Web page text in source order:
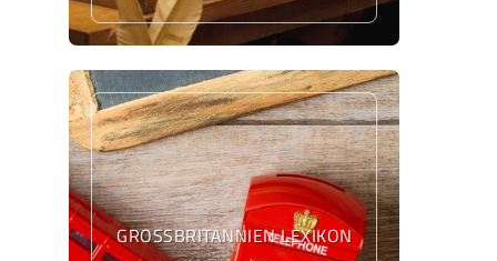
GROSSBRITANNIEN LEXIKON